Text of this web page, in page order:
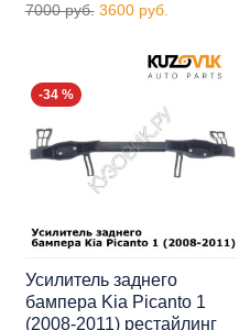
7000 руб. 3600 руб.
-34 %
Усилитель заднего
бампера Kia Picanto 1
(2008-2011) рестайлинг